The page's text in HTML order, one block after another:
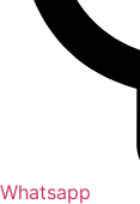
Whatsapp